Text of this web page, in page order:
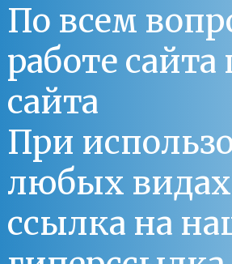
По всем
работе
сайта
При
любых
ссылка на